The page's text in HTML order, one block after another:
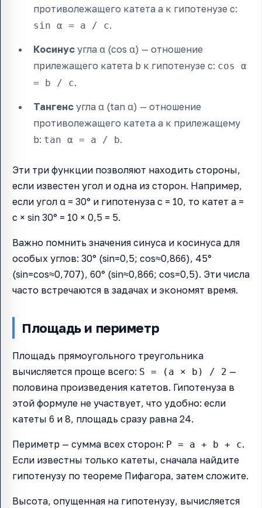
противолежащего катета a к гипотенузе c:
sin α = a / c.
Косинус угла α (cos α) — отношение
прилежащего катета b к гипотенузе c: cos α
= b / c.
Тангенс угла α (tan α) — отношение
противолежащего катета a к прилежащему
b: tan α = a / b.
Эти три функции позволяют находить стороны,
если известен угол и одна из сторон. Например,
если угол α = 30° и гипотенуза c = 10, то катет a =
c × sin 30° = 10 × 0,5 = 5.
Важно помнить значения синуса и косинуса для
особых углов: 30° (sin=0,5; cos≈0,866), 45°
(sin=cos≈0,707), 60° (sin≈0,866; cos=0,5). Эти числа
часто встречаются в задачах и экономят время.
Площадь и периметр
Площадь прямоугольного треугольника
вычисляется проще всего: S = (a × b) / 2 —
половина произведения катетов. Гипотенуза в
этой формуле не участвует, что удобно: если
катеты 6 и 8, площадь сразу равна 24.
Периметр — сумма всех сторон: P = a + b + c.
Если известны только катеты, сначала найдите
гипотенузу по теореме Пифагора, затем сложите.
Высота, опущенная на гипотенузу, вычисляется